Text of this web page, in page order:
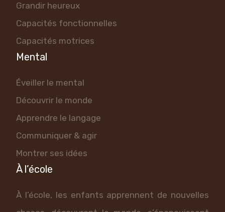
Grandir heureux
Capacités fonctionnelles
Capacités motrices
Mental
Éveiller le mental
Découvrir le monde
Apprendre le langage
Communiquer & agir
Montrer ses idées
À l’école
À l’école, les enfants apprennent de nouvelles